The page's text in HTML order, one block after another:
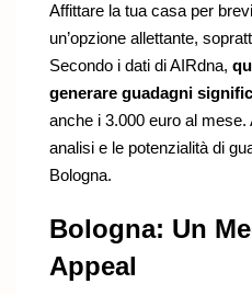
Affittare la tua casa per
un’opzione allettante,
Secondo i dati di AIRdna,
generare guadagni
anche i 3.000 euro al
analisi e le potenzialità di
Bologna.
Bologna: Un
Appeal